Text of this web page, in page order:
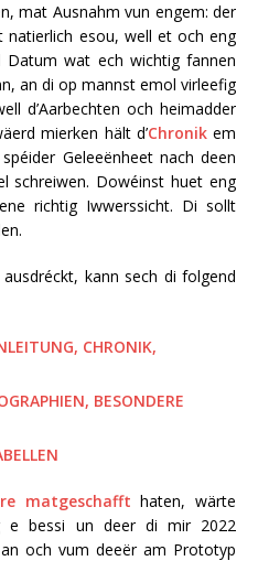
mat Ausnahm vun engem: der
natierlich esou, well et och eng
wat ech wichtig fannen
an di op mannst emol virleefig
d’Aarbechten och heimadder
mierken hält d’Chronikem
Geleeënheet nach deen
schreiwen. Dowéinst huet eng
richtig Iwwerssicht. Di sollt
kann sech di folgend
CHRONIK,
BESONDERE
matgeschafft haten, wärte
e bessi un deer di mir 2022
och vum deeër am Prototyp